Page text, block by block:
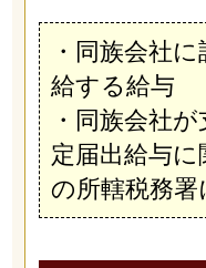
・同族会社
給する給与
・同族会社
定届出給与
の所轄税務